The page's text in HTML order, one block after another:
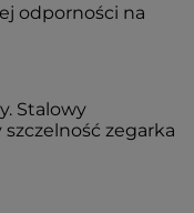
odporności na
Stalowy
zegarka